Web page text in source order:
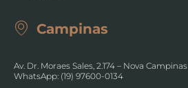
Campinas
Av. Dr. Moraes Sales, 2.174 – Nova Campinas
WhatsApp: (19) 97600-0134